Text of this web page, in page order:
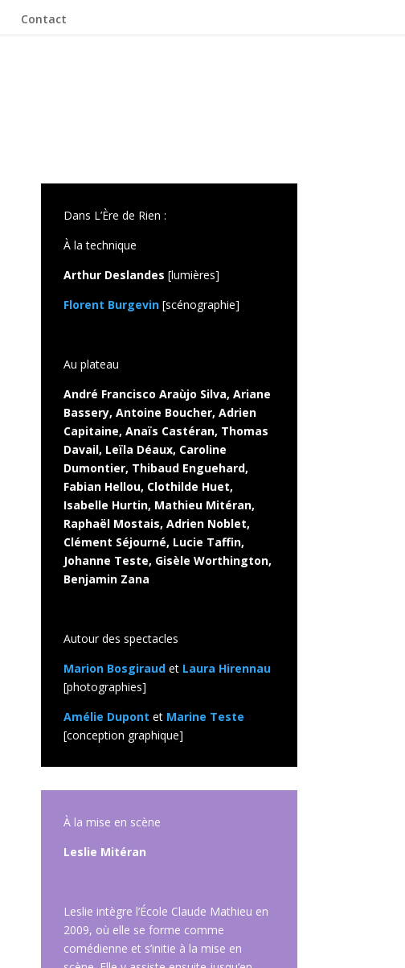
Contact
Dans L’Ère de Rien :
À la technique
Arthur Deslandes [lumières]
Florent Burgevin [scénographie]
Au plateau
André Francisco Araùjo Silva, Ariane
Bassery, Antoine Boucher, Adrien
Capitaine, Anaïs Castéran, Thomas
Davail, Leïla Déaux, Caroline
Dumontier, Thibaud Enguehard,
Fabian Hellou, Clothilde Huet,
Isabelle Hurtin, Mathieu Mitéran,
Raphaël Mostais, Adrien Noblet,
Clément Séjourné, Lucie Taffin,
Johanne Teste, Gisèle Worthington,
Benjamin Zana
Autour des spectacles
Marion BosgiraudetLaura Hirennau
[photographies]
Amélie Dupont et Marine Teste
[conception graphique]
À la mise en scène
Leslie Mitéran
Leslie intègre l’École Claude Mathieu en
2009, où elle se forme comme
comédienne et s’initie à la mise en